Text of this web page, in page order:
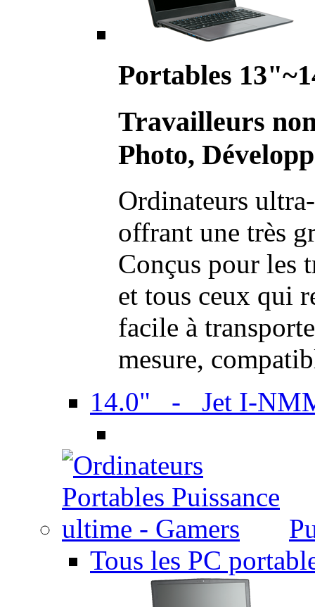
Portables
Travailleurs
Photo,
Ordinateurs
offrant une très
Conçus pour les
et tous ceux qui
facile à
mesure,
14.0" - Jet I-
Tous les PC